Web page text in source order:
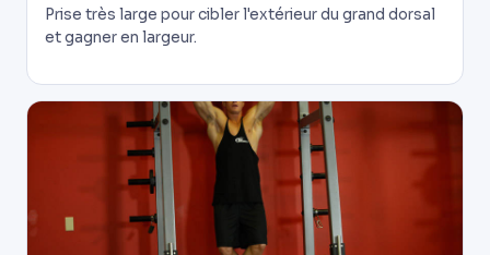
Prise très large pour cibler l'extérieur du grand dorsal
et gagner en largeur.